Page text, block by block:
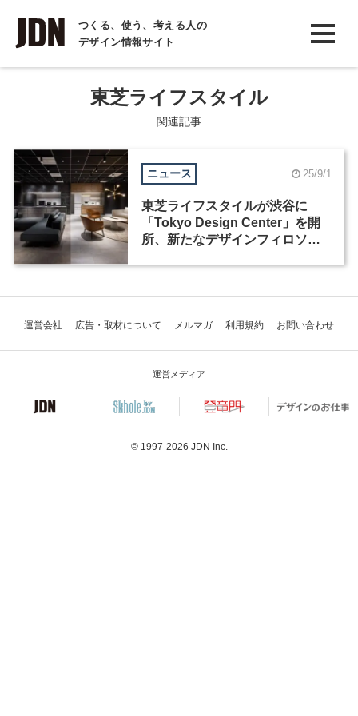
つくる、使う、考える人の
デザイン情報サイト
INTERVIEW
インタビュー
REPORT
COLUMN
コラム
東芝ライフスタイル
関連記事
ニュース 25/9/1
東芝ライフスタイルが渋谷に
「Tokyo Design Center」を開
所、新たなデザインフィロソフ
運営会社 広告・取材について メルマガ 利用規約 お問い合わせ
運営メディア
© 1997-2026 JDN Inc.